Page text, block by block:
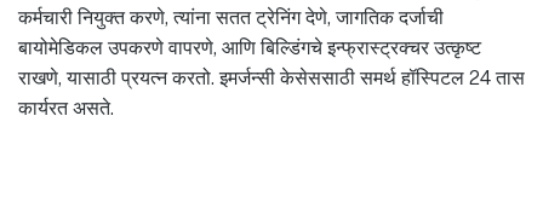
कर्मचारी नियुक्त करणे, त्यांना सतत ट्रेनिंग देणे, जागतिक दर्जाची
बायोमेडिकल उपकरणे वापरणे, आणि बिल्डिंगचे इन्फ्रास्ट्रक्चर उत्कृष्ट
राखणे, यासाठी प्रयत्न करतो. इमर्जन्सी केसेससाठी समर्थ हॉस्पिटल 24 तास
कार्यरत असते.